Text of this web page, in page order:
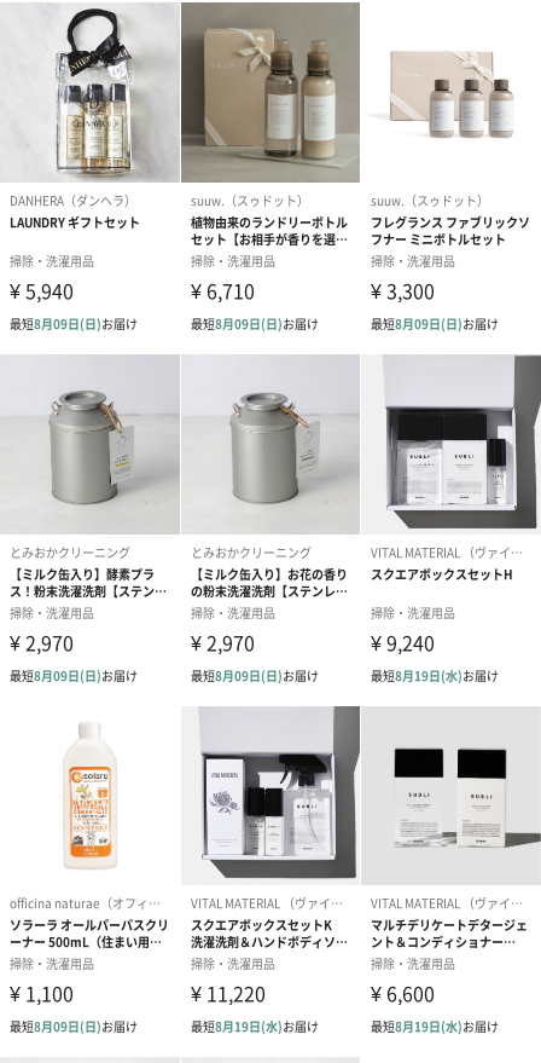
*1 炭酸成分は含まれていません。重曹から発想。
沈着ジミもすっきり落とす
共働き家庭の増加により洗濯回数が減り、分け洗いや予洗いをせ
ずに「まとめ洗い」をする消費者が増えています。
さらに、コロナ禍のおうち時間の増加により全体の家事の量が増
え「まとめ洗い」が増えた結果、衣類の奥まで染み込んだ「沈着
ジミ」が新たな課題となりました。
「アリエール ジェルボール4D」であれば、諦めていた沈着ジミも
また、ジェルボールをスッキリと収納できるように、2014年の発
売以来初となる本体パッケージの大型リニューアルを実施し、ス
リムなパッケージへと生まれ変わりました。
セット内容
アリエールジェルボール4D部屋干し用（本体12個入り
炭酸機能搭載することにより、まとめ洗い時の手ごわい沈着ジミ
すらも、「炭酸機能※1」で一発洗浄できます。スプーンもキャッ
プもいらず、ポンと入れるだけ！一粒で2.0kg～6.0kg(30～65L)の
洗濯量に対応し、65L以上は2個使いもできます。
従来液体洗剤と使用回数ほぼ同じ回数使えて※2、まとめ洗いにも
最適です。※3
縦型・ドラム式洗濯機の両方に使えて、すすぎ1回でもOKです。
※1 強洗浄 重曹から着想、炭酸成分が入っているわけではあり